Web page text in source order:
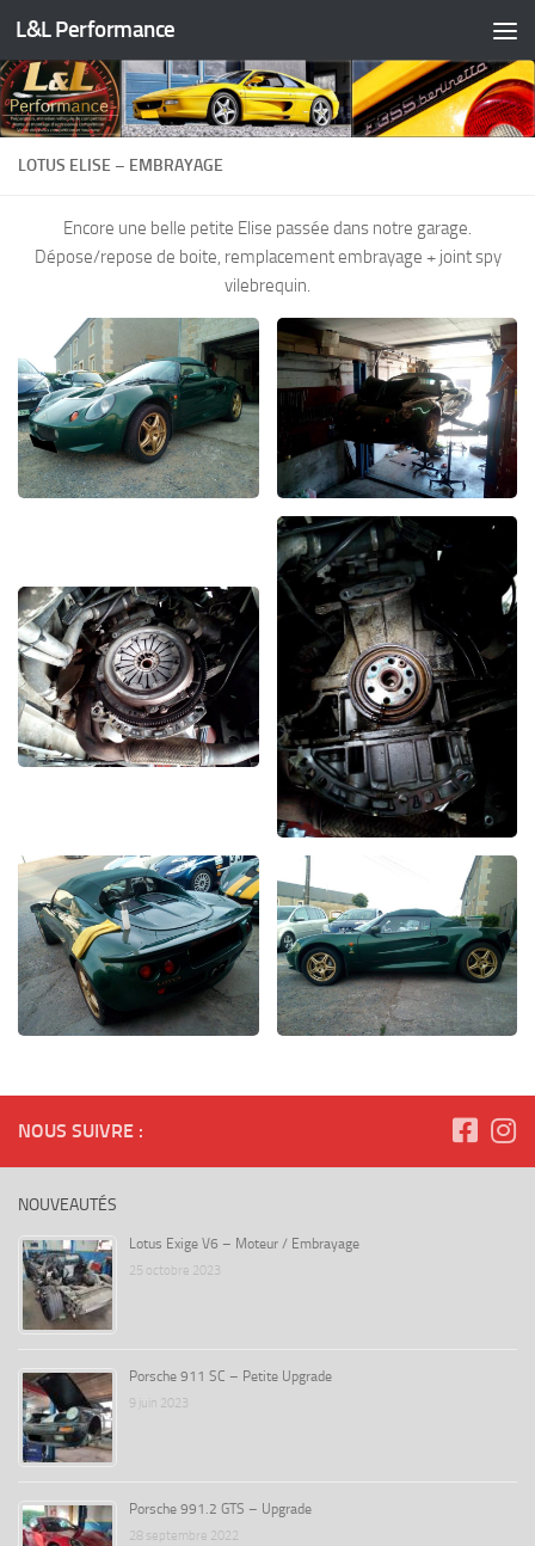
Skip to content
L&L Performance
LOTUS ELISE – EMBRAYAGE
Encore une belle petite Elise passée dans notre garage.
Dépose/repose de boite, remplacement embrayage + joint spy
vilebrequin.
NOUS SUIVRE :
NOUVEAUTÉS
Lotus Exige V6 – Moteur / Embrayage
25 octobre 2023
Porsche 911 SC – Petite Upgrade
9 juin 2023
Porsche 991.2 GTS – Upgrade
28 septembre 2022